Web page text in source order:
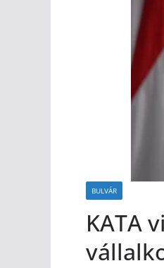
BULVÁR
KATA